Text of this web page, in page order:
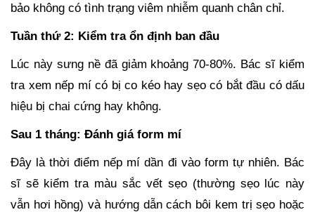
bảo không có tình trạng viêm nhiễm quanh chân chỉ.
Tuần thứ 2: Kiểm tra ổn định ban đầu
Lúc này sưng nề đã giảm khoảng 70-80%. Bác sĩ kiểm
tra xem nếp mí có bị co kéo hay sẹo có bắt đầu có dấu
hiệu bị chai cứng hay không.
Sau 1 tháng: Đánh giá form mí
Đây là thời điểm nếp mí dần đi vào form tự nhiên. Bác
sĩ sẽ kiểm tra màu sắc vết sẹo (thường sẹo lúc này
vẫn hơi hồng) và hướng dẫn cách bôi kem trị sẹo hoặc